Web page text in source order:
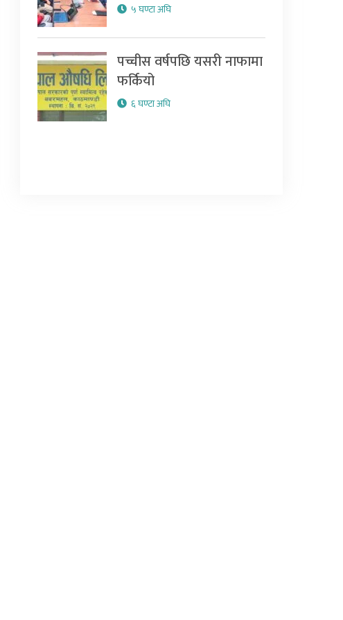
५ घण्टा अघि
पच्चीस वर्षपछि यसरी नाफामा
फर्कियो
६ घण्टा अघि